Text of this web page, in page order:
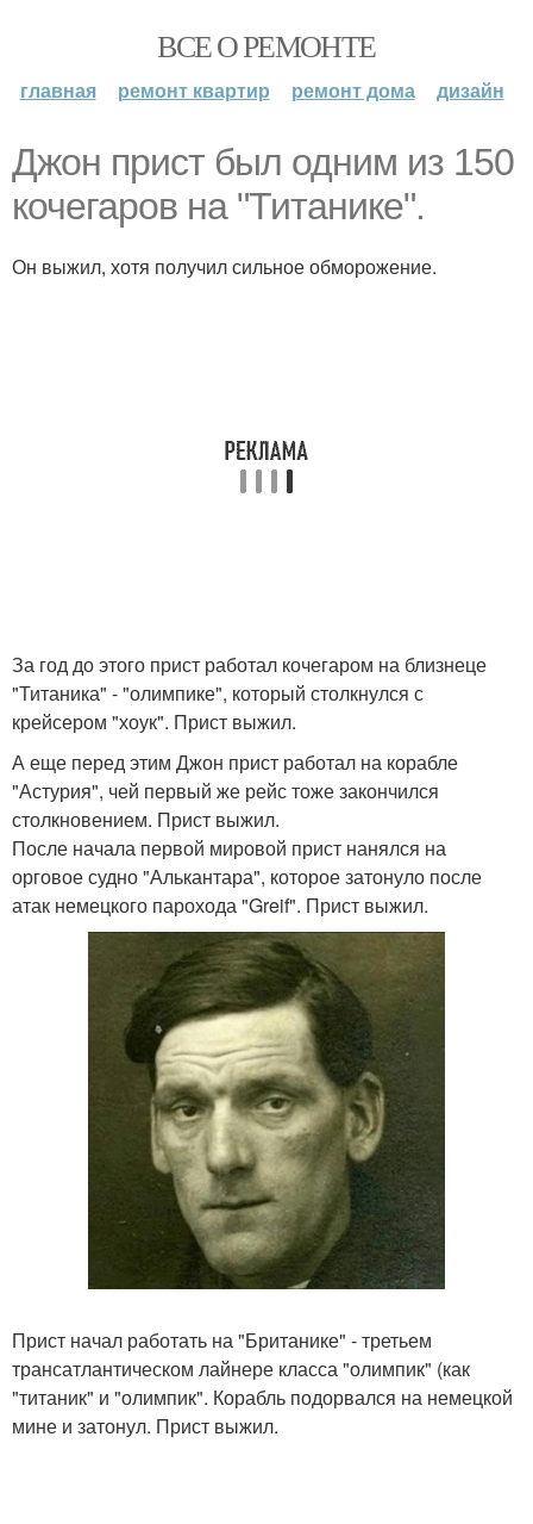
ВСЕ О РЕМОНТЕ
главная ремонт квартир ремонт дома дизайн
Джон прист был одним из 150
кочегаров на "Титанике".
Он выжил, хотя получил сильное обморожение.
За год до этого прист работал кочегаром на близнеце
"Титаника" - "олимпике", который столкнулся с
крейсером "хоук". Прист выжил.
А еще перед этим Джон прист работал на корабле
"Астурия", чей первый же рейс тоже закончился
столкновением. Прист выжил.
После начала первой мировой прист нанялся на
орговое судно "Алькантара", которое затонуло после
атак немецкого парохода "Greif". Прист выжил.
Прист начал работать на "Британике" - третьем
трансатлантическом лайнере класса "олимпик" (как
"титаник" и "олимпик". Корабль подорвался на немецкой
мине и затонул. Прист выжил.